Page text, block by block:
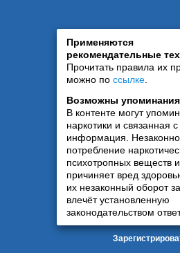
Применяются
рекомендательные
Прочитать правила их
можно по ссылке
Возможны упоминания
В контенте могут
наркотики и связанная
информация.
потребление
психотропных веществ
причиняет вред
их незаконный оборот
влечёт установленную
законодательством